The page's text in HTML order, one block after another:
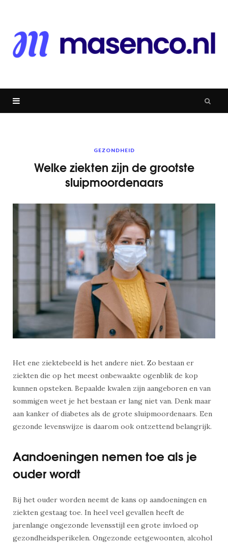
GEZONDHEID
Welke ziekten zijn de grootste
sluipmoordenaars
Het ene ziektebeeld is het andere niet. Zo bestaan er
ziekten die op het meest onbewaakte ogenblik de kop
kunnen opsteken. Bepaalde kwalen zijn aangeboren en van
sommigen weet je het bestaan er lang niet van. Denk maar
aan kanker of diabetes als de grote sluipmoordenaars. Een
gezonde levenswijze is daarom ook ontzettend belangrijk.
Aandoeningen nemen toe als je
ouder wordt
Bij het ouder worden neemt de kans op aandoeningen en
ziekten gestaag toe. In heel veel gevallen heeft de
jarenlange ongezonde levensstijl een grote invloed op
gezondheidsperikelen. Ongezonde eetgewoonten, alcohol